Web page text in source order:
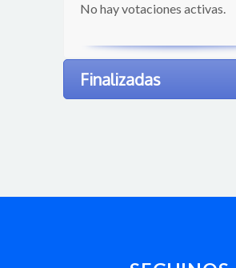
No hay votaciones activas.
Finalizadas